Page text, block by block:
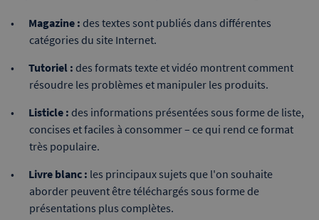
Magazine : des textes sont publiés dans différentes
catégories du site Internet.
Tutoriel : des formats texte et vidéo montrent comment
résoudre les problèmes et manipuler les produits.
Listicle : des informations présentées sous forme de liste,
concises et faciles à consommer – ce qui rend ce format
très populaire.
Livre blanc : les principaux sujets que l'on souhaite
aborder peuvent être téléchargés sous forme de
présentations plus complètes.